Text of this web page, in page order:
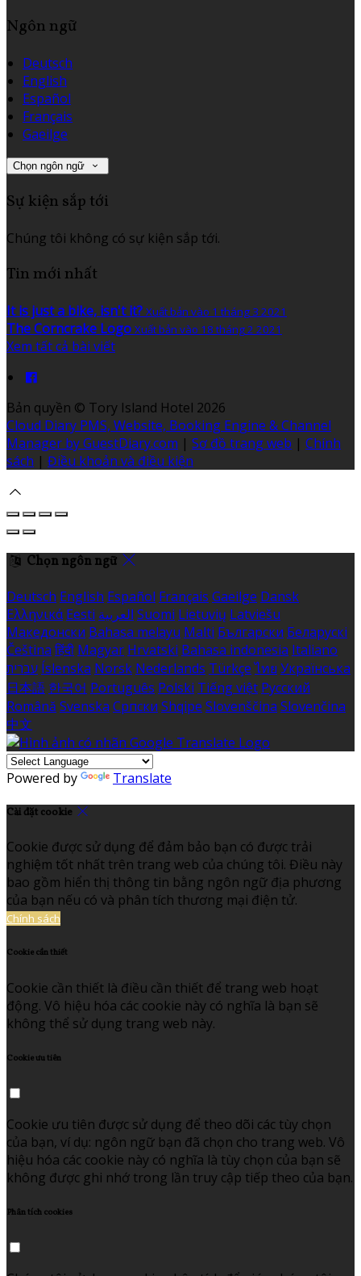
Ngôn ngữ
Deutsch
English
Español
Français
Gaeilge
Chọn ngôn ngữ
Sự kiện sắp tới
Chúng tôi không có sự kiện sắp tới.
Tin mới nhất
It is just a bike, isn't it? Xuất bản vào 1 tháng 3 2021
The Corncrake Logo Xuất bản vào 18 tháng 2 2021
Xem tất cả bài viết
Bản quyền © Tory Island Hotel 2026
Cloud Diary PMS, Website, Booking Engine & Channel
Manager by GuestDiary.com | Sơ đồ trang web | Chính
sách | Điều khoản và điều kiện
Chọn ngôn ngữ
Deutsch English Español Français Gaeilge Dansk
Ελληνικά Eesti العربية Suomi Lietuvių Latviešu
Македонски Bahasa melayu Malti Български Беларускі
Čeština हिंदी Magyar Hrvatski Bahasa indonesia Italiano
עברית Íslenska Norsk Nederlands Türkçe ไทย Українська
日本語 한국어 Português Polski Tiếng việt Русский
Română Svenska Српски Shqipe Slovenščina Slovenčina
中文
Powered by Translate
Cài đặt cookie
Cookie được sử dụng để đảm bảo bạn có được trải
nghiệm tốt nhất trên trang web của chúng tôi. Điều này
bao gồm hiển thị thông tin bằng ngôn ngữ địa phương
của bạn nếu có và phân tích thương mại điện tử.
Chính sách
Cookie cần thiết
Cookie cần thiết là điều cần thiết để trang web hoạt
động. Vô hiệu hóa các cookie này có nghĩa là bạn sẽ
không thể sử dụng trang web này.
Cookie ưu tiên
Cookie ưu tiên được sử dụng để theo dõi các tùy chọn
của bạn, ví dụ: ngôn ngữ bạn đã chọn cho trang web. Vô
hiệu hóa các cookie này có nghĩa là tùy chọn của bạn sẽ
không được ghi nhớ trong lần truy cập tiếp theo của bạn.
Phân tích cookies